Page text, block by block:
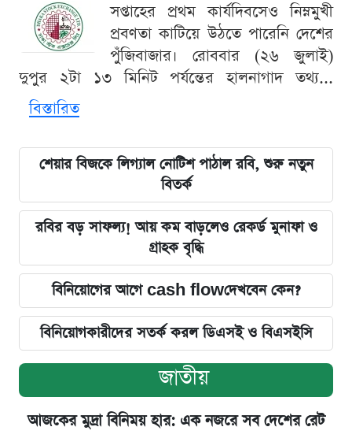
সপ্তাহের প্রথম কার্যদিবসেও নিম্নমুখী
প্রবণতা কাটিয়ে উঠতে পারেনি দেশের
পুঁজিবাজার। রোববার (২৬ জুলাই)
দুপুর ২টা ১৩ মিনিট পর্যন্তের হালনাগাদ তথ্য...
বিস্তারিত
শেয়ার বিজকে লিগ্যাল নোটিশ পাঠাল রবি, শুরু নতুন
বিতর্ক
রবির বড় সাফল্য! আয় কম বাড়লেও রেকর্ড মুনাফা ও
গ্রাহক বৃদ্ধি
বিনিয়োগের আগে cash flowদেখবেন কেন?
বিনিয়োগকারীদের সতর্ক করল ডিএসই ও বিএসইসি
জাতীয়
আজকের মুদ্রা বিনিময় হার: এক নজরে সব দেশের রেট